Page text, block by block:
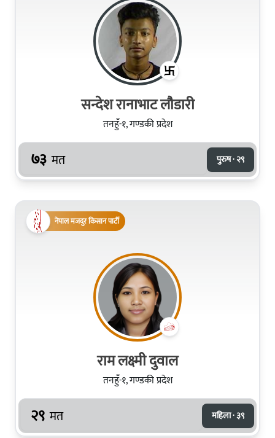
सन्देश रानाभाट लौडारी
तनहुँ-१, गण्डकी प्रदेश
७३ मत पुरुष · २९
नेपाल मजदुर किसान पार्टी
राम लक्ष्मी दुवाल
तनहुँ-१, गण्डकी प्रदेश
२९ मत महिला · ३९